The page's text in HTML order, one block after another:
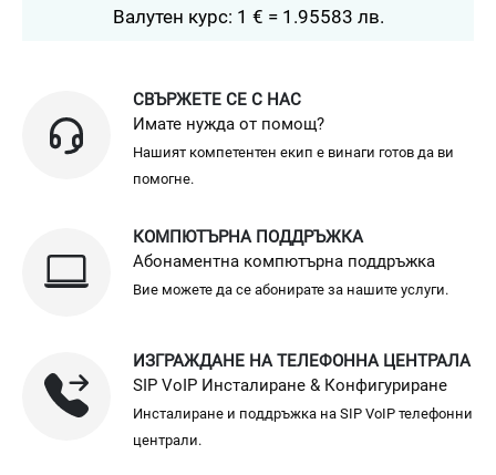
Валутен курс: 1 € = 1.95583 лв.
СВЪРЖЕТЕ СЕ С НАС
Имате нужда от помощ?
Нашият компетентен екип е винаги готов да ви
помогне.
КОМПЮТЪРНА ПОДДРЪЖКА
Абонаментна компютърна поддръжка
Вие можете да се абонирате за нашите услуги.
ИЗГРАЖДАНЕ НА ТЕЛЕФОННА ЦЕНТРАЛА
SIP VoIP Инсталиране & Конфигуриране
Инсталиране и поддръжка на SIP VoIP телефонни
централи.